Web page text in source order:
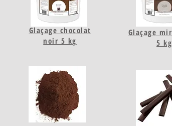
Glaçage chocolat
noir 5 kg
Glaçage
5 kg